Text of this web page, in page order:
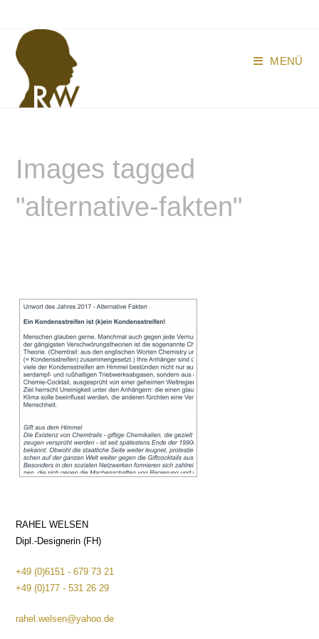
springen
MENÜ
Images tagged
"alternative-fakten"
RAHEL WELSEN
Dipl.-Designerin (FH)
+49 (0)6151 - 679 73 21
+49 (0)177 - 531 26 29
rahel.welsen@yahoo.de